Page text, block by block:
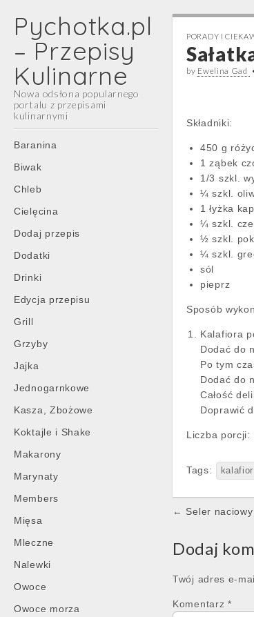
Pychotka.pl
– Przepisy
Kulinarne
Nowa odsłona popularnego
portalu z przepisami
kulinarnymi
Main
menu
Skip
content
Baranina
Biwak
Chleb
Cielęcina
Dodaj przepis
Dodatki
Drinki
Edycja przepisu
Grill
Grzyby
Jajka
Jednogarnkowe
Kasza, Zbożowe
Koktajle i Shake
Makarony
Marynaty
Members
Mięsa
Mleczne
Nalewki
Owoce
Owoce morza
PORADY I
by Ewelina Gad
Składniki:
450 g
1 ząbek
1/3 szkl.
¼ szkl.
1 łyżka
¼ szkl.
½ szkl.
¼ szkl.
sól
pieprz
Sposób
Kalafiora
Dodać do
Po tym
Dodać do
Całość
Doprawić
Liczba porcji:
Tags: kalafior
Post
← Seler
Dodaj
Twój adres e-
Komentarz *